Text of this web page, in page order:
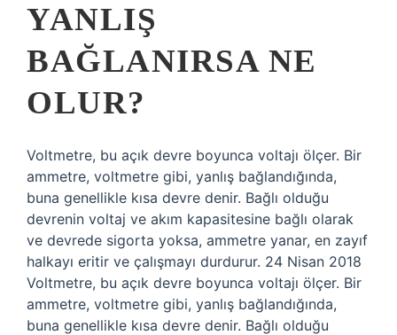
YANLIŞ
BAĞLANIRSA NE
OLUR?
Voltmetre, bu açık devre boyunca voltajı ölçer. Bir
ammetre, voltmetre gibi, yanlış bağlandığında,
buna genellikle kısa devre denir. Bağlı olduğu
devrenin voltaj ve akım kapasitesine bağlı olarak
ve devrede sigorta yoksa, ammetre yanar, en zayıf
halkayı eritir ve çalışmayı durdurur. 24 Nisan 2018
Voltmetre, bu açık devre boyunca voltajı ölçer. Bir
ammetre, voltmetre gibi, yanlış bağlandığında,
buna genellikle kısa devre denir. Bağlı olduğu